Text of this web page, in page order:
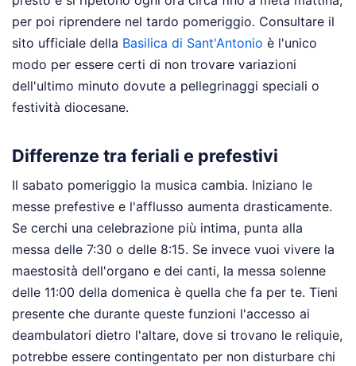
per poi riprendere nel tardo pomeriggio. Consultare il
sito ufficiale della Basilica di Sant'Antonio è l'unico
modo per essere certi di non trovare variazioni
dell'ultimo minuto dovute a pellegrinaggi speciali o
festività diocesane.
Differenze tra feriali e prefestivi
Il sabato pomeriggio la musica cambia. Iniziano le
messe prefestive e l'afflusso aumenta drasticamente.
Se cerchi una celebrazione più intima, punta alla
messa delle 7:30 o delle 8:15. Se invece vuoi vivere la
maestosità dell'organo e dei canti, la messa solenne
delle 11:00 della domenica è quella che fa per te. Tieni
presente che durante queste funzioni l'accesso ai
deambulatori dietro l'altare, dove si trovano le reliquie,
potrebbe essere contingentato per non disturbare chi